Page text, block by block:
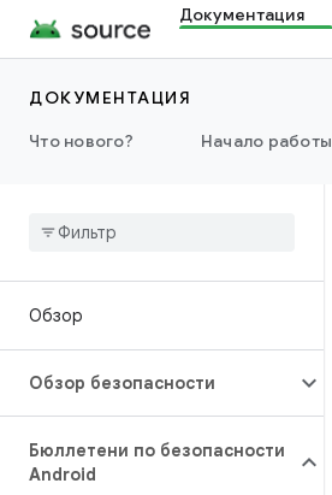
Документация
ДОКУМЕНТАЦИЯ
Что нового?
Начало работы
Обзор
Обзор безопасности
Бюллетени по безопасности
Android